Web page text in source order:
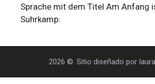
Sprache mit dem Titel Am Anfang
Suhrkamp.
2026 ©. Sitio diseñado por